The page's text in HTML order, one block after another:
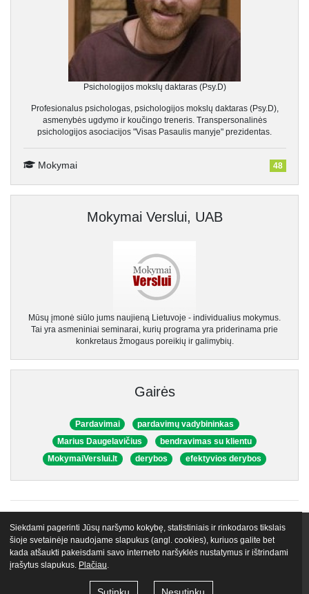
Psichologijos mokslų daktaras (Psy.D)
Profesionalus psichologas, psichologijos mokslų daktaras (Psy.D),
asmenybės ugdymo ir koučingo treneris. Transpersonalinės
psichologijos asociacijos "Visas Pasaulis manyje" prezidentas.
Mokymai 48
Mokymai Verslui, UAB
Mūsų įmonė siūlo jums naujieną Lietuvoje - individualius mokymus.
Tai yra asmeniniai seminarai, kurių programa yra priderinama prie
konkretaus žmogaus poreikių ir galimybių.
Gairės
Pardavimai
pardavimų vadybininkas
Marius Daugelavičius
bendravimas su klientu
MokymaiVerslui.lt
derybos efektyvios derybos
VIP narystės Nemokami mokymai Apie mus Lektoriai
Atsiliepimai Tinklaraštis Egu.lt biblioteka Kontaktai
Siekdami pagerinti Jūsų naršymo kokybę, statistiniais ir rinkodaros tikslais
šioje svetainėje naudojame slapukus (angl. cookies), kuriuos galite bet
kada atšaukti pakeisdami savo interneto naršyklės nustatymus ir ištrindami
įrašytus slapukus. Plačiau
Sutinku Nesutinku